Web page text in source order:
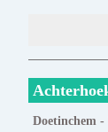
Doetinchem -